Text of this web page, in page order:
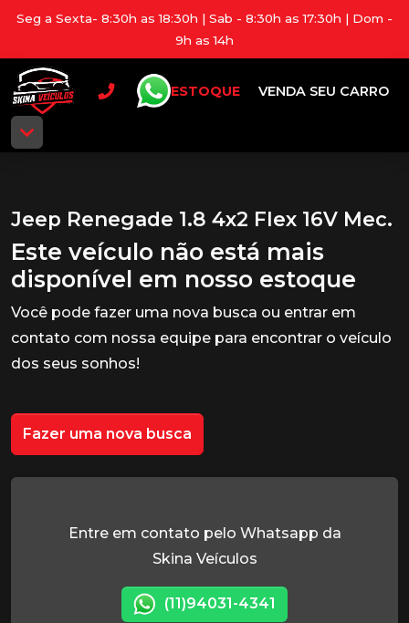
Seg a Sexta- 8:30h as 18:30h | Sab - 8:30h as 17:30h | Dom -
9h as 14h
ESTOQUE VENDA SEU CARRO
Jeep Renegade 1.8 4x2 Flex 16V Mec.
Este veículo não está mais
disponível em nosso estoque
Você pode fazer uma nova busca ou entrar em
contato com nossa equipe para encontrar o veículo
dos seus sonhos!
Fazer uma nova busca
Entre em contato pelo Whatsapp da
Skina Veículos
(11)94031-4341